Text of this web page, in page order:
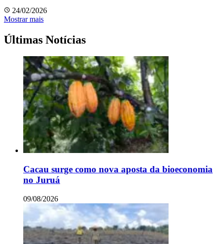
24/02/2026
Mostrar mais
Últimas Notícias
Cacau surge como nova aposta da bioeconomia
no Juruá
09/08/2026